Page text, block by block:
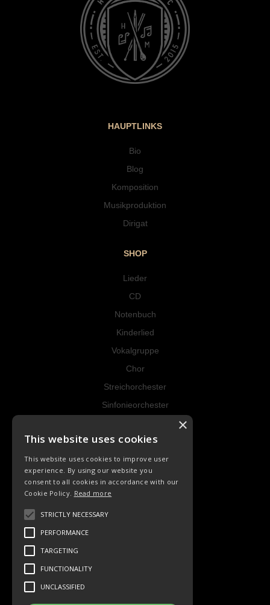
HAUPTLINKS
Bio
Blog
Komposition
Musikproduktion
Dirigat
SHOP
Lieder
CD
Notenbuch
Kinderlied
Vokalgruppe
Chor
Streichorchester
Sinfonieorchester
AGB
Datenschutz
Widerrufsrecht
This website uses cookies
This website uses cookies to improve user
experience. By using our website you
consent to all cookies in accordance with our
Cookie Policy. Read more
STRICTLY NECESSARY
PERFORMANCE
TARGETING
FUNCTIONALITY
UNCLASSIFIED
×